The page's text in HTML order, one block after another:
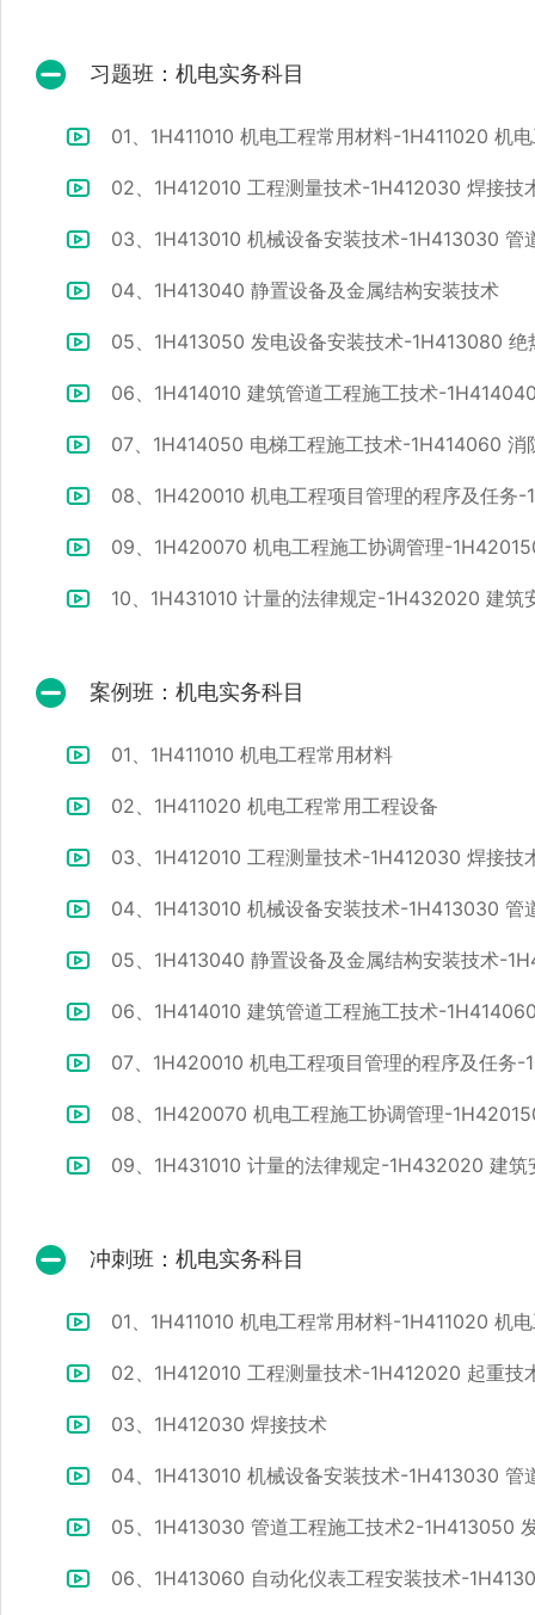
习题班：机电实务科目
01、1H411010 机电工程常用材料-1H411020 机
02、1H412010 工程测量技术-1H412030 焊接技
03、1H413010 机械设备安装技术-1H413030 管
04、1H413040 静置设备及金属结构安装技术
05、1H413050 发电设备安装技术-1H413080 绝
06、1H414010 建筑管道工程施工技术-
07、1H414050 电梯工程施工技术-1H414060 消
08、1H420010 机电工程项目管理的程序及任务
09、1H420070 机电工程施工协调管理-
10、1H431010 计量的法律规定-1H432020 建筑
案例班：机电实务科目
01、1H411010 机电工程常用材料
02、1H411020 机电工程常用工程设备
03、1H412010 工程测量技术-1H412030 焊接技
04、1H413010 机械设备安装技术-1H413030 管
05、1H413040 静置设备及金属结构安装技术-
06、1H414010 建筑管道工程施工技术-
07、1H420010 机电工程项目管理的程序及任务
08、1H420070 机电工程施工协调管理-
09、1H431010 计量的法律规定-1H432020 建筑
冲刺班：机电实务科目
01、1H411010 机电工程常用材料-1H411020 机
02、1H412010 工程测量技术-1H412020 起重技
03、1H412030 焊接技术
04、1H413010 机械设备安装技术-1H413030 管
05、1H413030 管道工程施工技术2-1H413050
06、1H413060 自动化仪表工程安装技术-